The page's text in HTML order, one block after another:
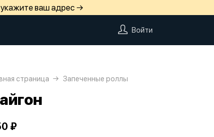
ваш адрес →
Войти
страница Запеченные роллы
₽